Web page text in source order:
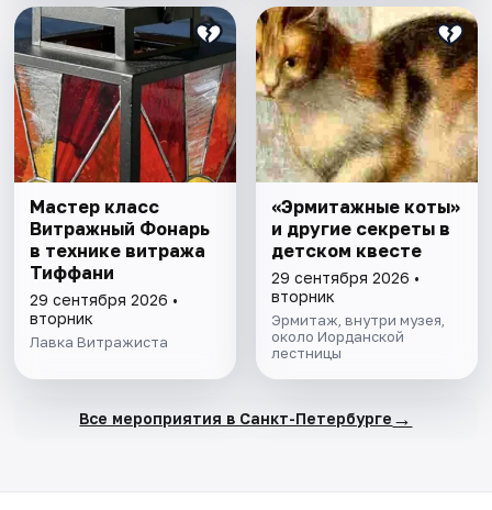
Мастер класс
Витражный Фонарь
в технике витража
Тиффани
29 сентября 2026 •
вторник
Лавка Витражиста
«Эрмитажные коты»
и другие секреты в
детском квесте
29 сентября 2026 •
вторник
Эрмитаж, внутри музея,
около Иорданской
лестницы
Все мероприятия в Санкт-Петербурге →